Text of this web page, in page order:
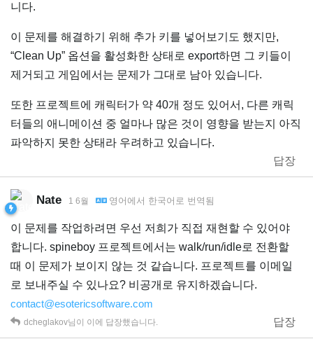
니다.
이 문제를 해결하기 위해 추가 키를 넣어보기도 했지만,
“Clean Up” 옵션을 활성화한 상태로 export하면 그 키들이
제거되고 게임에서는 문제가 그대로 남아 있습니다.
또한 프로젝트에 캐릭터가 약 40개 정도 있어서, 다른 캐릭
터들의 애니메이션 중 얼마나 많은 것이 영향을 받는지 아직
파악하지 못한 상태라 우려하고 있습니다.
답장
Nate 1 6월 영어 에서 한국어 로 번역됨
이 문제를 작업하려면 우선 저희가 직접 재현할 수 있어야
합니다. spineboy 프로젝트에서는 walk/run/idle로 전환할
때 이 문제가 보이지 않는 것 같습니다. 프로젝트를 이메일
로 보내주실 수 있나요? 비공개로 유지하겠습니다.
contact@esotericsoftware.com
답장
dcheglakov님이 이에 답장했습니다.